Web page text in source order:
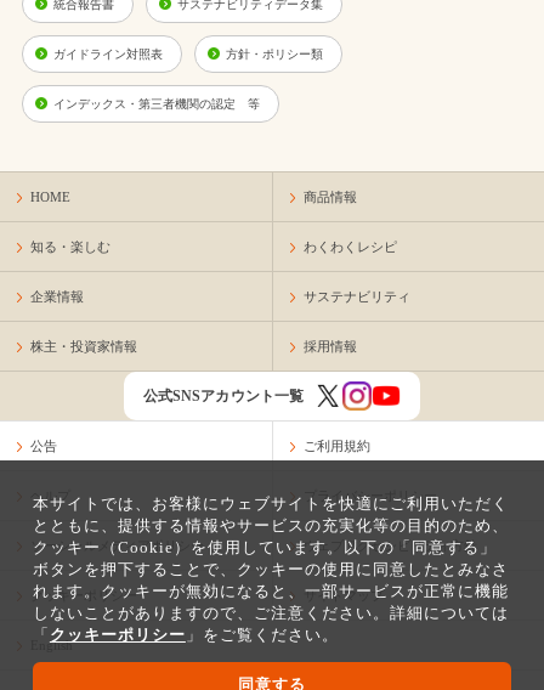
統合報告書 サステナビリティデータ集
ガイドライン対照表 方針・ポリシー類
インデックス・第三者機関の認定 等
HOME 商品情報
知る・楽しむ わくわくレシピ
企業情報 サステナビリティ
株主・投資家情報 採用情報
公式SNSアカウント一覧
公告 ご利用規約
ヘルプ プライバシーポリシー
ソーシャルメディアポリシー ウェブアクセシビリティ方針
クッキーポリシー サイトマップ
English
本サイトでは、お客様にウェブサイトを快適にご利用いただく
とともに、提供する情報やサービスの充実化等の目的のため、
クッキー（Cookie）を使用しています。以下の「同意する」
ボタンを押下することで、クッキーの使用に同意したとみなさ
れます。クッキーが無効になると、一部サービスが正常に機能
しないことがありますので、ご注意ください。詳細については
「 クッキーポリシー 」をご覧ください。
同意する